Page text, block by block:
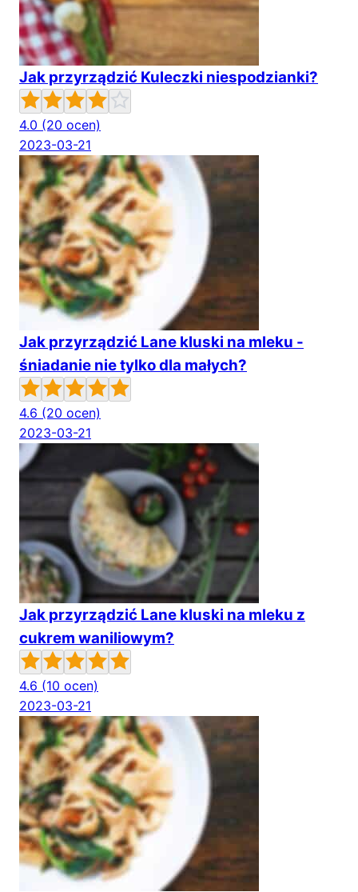
Jak przyrządzić Kuleczki niespodzianki?
4.0 (20 ocen)
2023-03-21
Jak przyrządzić Lane kluski na mleku -
śniadanie nie tylko dla małych?
4.6 (20 ocen)
2023-03-21
Jak przyrządzić Lane kluski na mleku z
cukrem waniliowym?
4.6 (10 ocen)
2023-03-21